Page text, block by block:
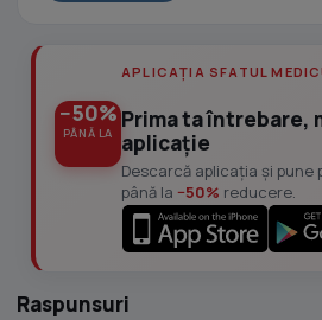
−50%
PÂNĂ LA
APLICAȚIA SFATUL
Prima ta întrebare,
aplicație
Descarcă aplicația și pune
până la −50% reducere.
Raspunsuri